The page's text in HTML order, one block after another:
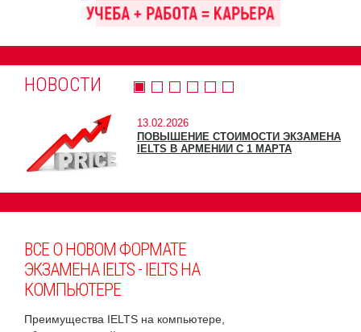
НОВОСТИ
13.02.2026
ПОВЫШЕНИЕ СТОИМОСТИ ЭКЗАМЕНА
IELTS В АРМЕНИИ С 1 МАРТА
ВСЕ О НОВОМ ФОРМАТЕ
ЭКЗАМЕНА IELTS - IELTS НА
КОМПЬЮТЕРЕ
Преимущества IELTS на компьютере,